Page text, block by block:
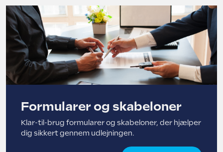
Formularer og skabeloner
Klar-til-brug formularer og skabeloner, der hjælper
dig sikkert gennem udlejningen.